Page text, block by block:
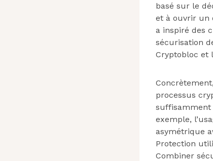
basé sur le
et à ouvrir un
a inspiré des
sécurisation
Cryptobloc et
processus
suffisamment
exemple,
asymétrique
Protection
Combiner